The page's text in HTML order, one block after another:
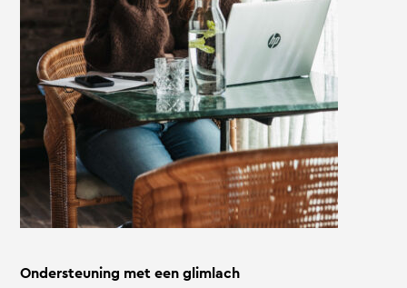
Ondersteuning met een glimlach